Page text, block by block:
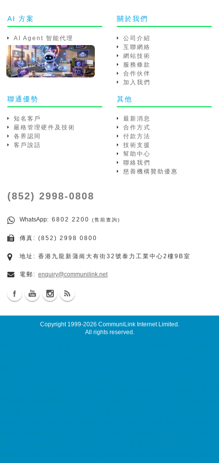
AI 方案
AI Agent 智能代理
關於我們
公司介紹
互聯網絡
網站技術
服務條款
合作伙伴
加入我們
聯通優勢
知名客戶
嚴格管理硬件及技術
各界認同
客戶說話
其他
最新消息
合作方式
付款方法
技術支援
幫助中心
聯絡我們
慈善機構贊助優惠
(852) 2998-0808
WhatsApp: 6802 2200 (售前查詢)
傳真: (852) 2998 0800
地址: 香港九龍新蒲崗大有街32號泰力工業中心2樓9B室
電郵: enquiry@communilink.net
Copyright 1999-2026 CommuniLink Internet Limited .
All rights reserved.